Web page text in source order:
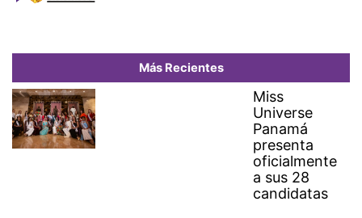
Más Recientes
Miss
Universe
Panamá
presenta
oficialmente
a sus 28
candidatas